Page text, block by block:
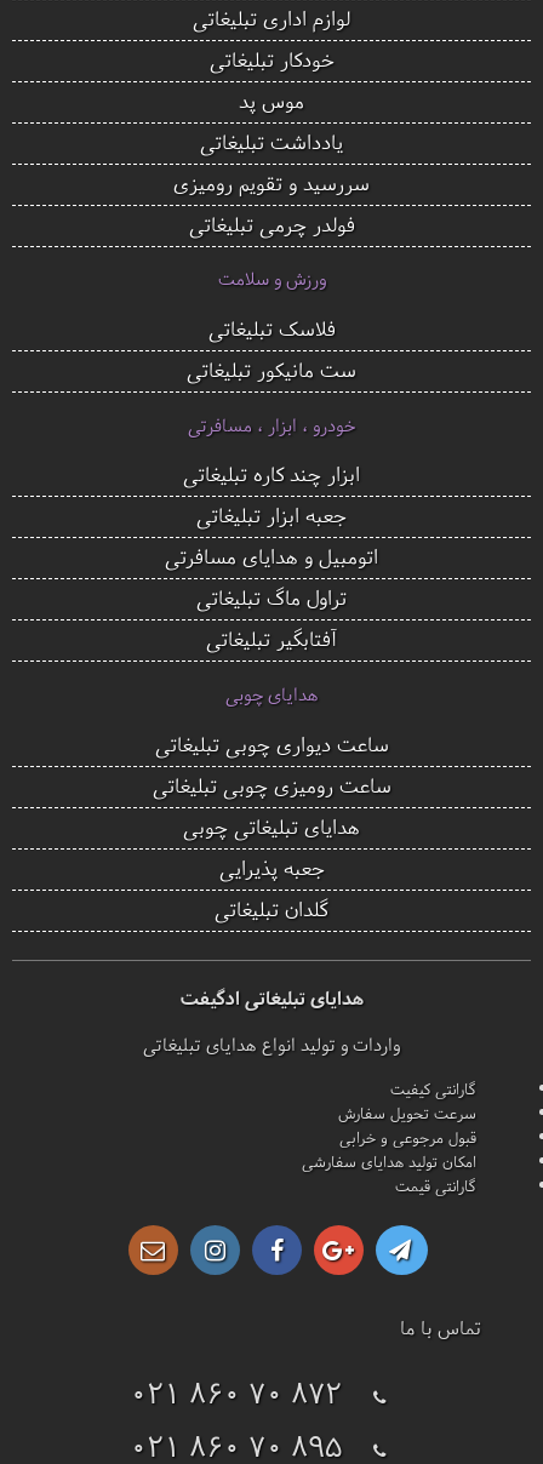
لوازم اداری تبلیغاتی
خودکار تبلیغاتی
موس پد
یادداشت تبلیغاتی
سررسید و تقویم رومیزی
فولدر چرمی تبلیغاتی
ورزش و سلامت
فلاسک تبلیغاتی
ست مانیکور تبلیغاتی
خودرو ، ابزار ، مسافرتی
ابزار چند کاره تبلیغاتی
جعبه ابزار تبلیغاتی
اتومبیل و هدایای مسافرتی
تراول ماگ تبلیغاتی
آفتابگیر تبلیغاتی
هدایای چوبی
ساعت دیواری چوبی تبلیغاتی
ساعت رومیزی چوبی تبلیغاتی
هدایای تبلیغاتی چوبی
جعبه پذیرایی
گلدان تبلیغاتی
هدایای تبلیغاتی ادگیفت
واردات و تولید انواع هدایای تبلیغاتی
گارانتی کیفیت
سرعت تحویل سفارش
قبول مرجوعی و خرابی
امکان تولید هدایای سفارشی
گارانتی قیمت
تماس با ما
021 860 70 872
021 860 70 895